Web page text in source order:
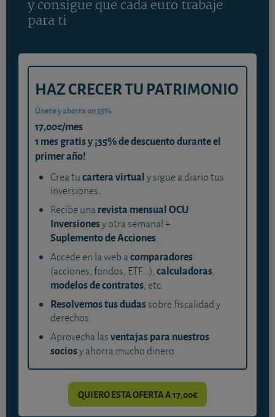
y consigue que cada euro trabaje
para ti
HAZ CRECER TU PATRIMONIO
Únete y ahorra un 35%
17,00€/mes
1 mes gratis y ¡35% de descuento durante el
primer año!
Crea tucartera virtualy sigue a diario tus
inversiones.
Recibe unarevista mensual OCU
Inversionesy otra semanal +
Suplemento de Acciones.
Accede en la web acomparadores
(acciones, fondos, ETF...),calculadoras,
modelos de contratos, etc.
Resolvemos tus dudassobre fiscalidad y
derechos.
Aprovecha lasventajas para nuestros
sociosy ahorra mucho dinero.
QUIERO ESTA OFERTA A 17,00€